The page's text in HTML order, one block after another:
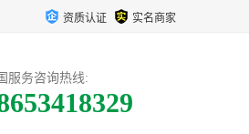
资质认证 实名商家
服务咨询热线: